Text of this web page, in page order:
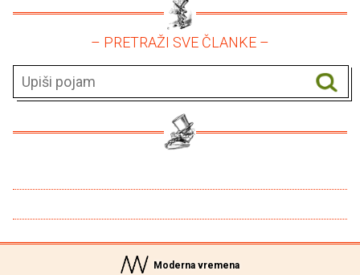
– PRETRAŽI SVE ČLANKE –
Moderna vremena